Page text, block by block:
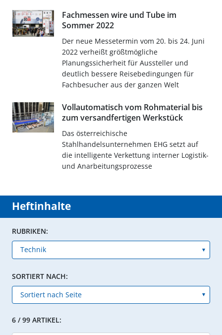
Fachmessen wire und Tube im
Sommer 2022
Der neue Messetermin vom 20. bis 24. Juni
2022 verheißt größtmögliche
Planungssicherheit für Aussteller und
deutlich bessere Reisebedingungen für
Fachbesucher aus der ganzen Welt
Vollautomatisch vom Rohmaterial bis
zum versandfertigen Werkstück
Das österreichische
Stahlhandelsunternehmen EHG setzt auf
die intelligente Verkettung interner Logistik-
und Anarbeitungsprozesse
Heftinhalte
RUBRIKEN:
SORTIERT NACH:
6 / 99 ARTIKEL: